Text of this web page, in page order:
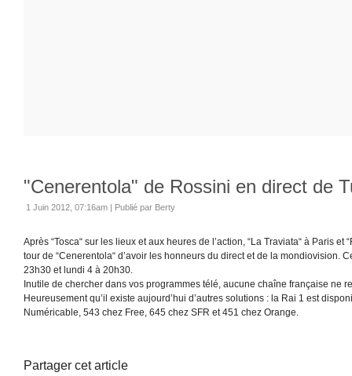
"Cenerentola" de Rossini en direct de
1 Juin 2012, 07:16am | Publié par Berty
Après “Tosca“ sur les lieux et aux heures de l’action, “La Traviata“ à Paris et
tour de “Cenerentola“ d’avoir les honneurs du direct et de la mondiovision.
23h30 et lundi 4 à 20h30.
Inutile de chercher dans vos programmes télé, aucune chaîne française ne
Heureusement qu’il existe aujourd’hui d’autres solutions : la Rai 1 est
Numéricable, 543 chez Free, 645 chez SFR et 451 chez Orange.
Partager cet article